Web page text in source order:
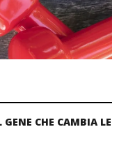
GENE CHE CAMBIA LE